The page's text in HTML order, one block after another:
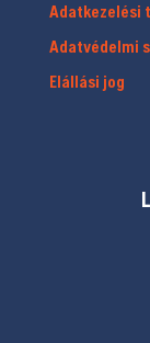
Adatkezelési
Adatvédelmi
Elállási jog